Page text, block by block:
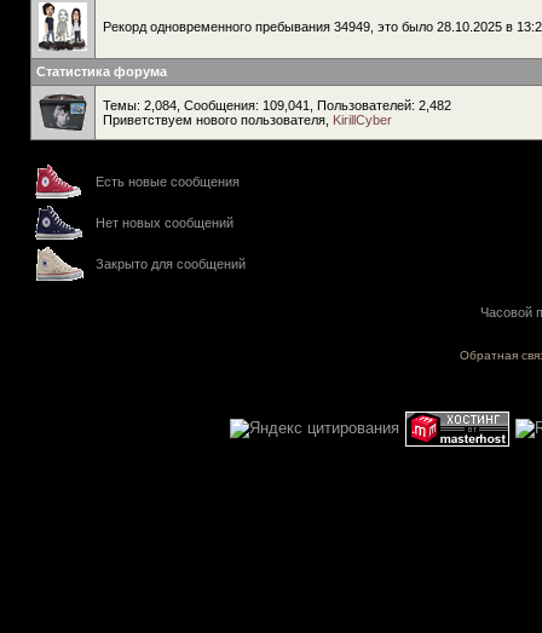
Рекорд одновременного пребывания 34949, это было 28.10.2025 в
Статистика форума
Темы: 2,084, Сообщения: 109,041, Пользователей: 2,482
Приветствуем нового пользователя, KirillCyber
Есть новые сообщения
Нет новых сообщений
Закрыто для сообщений
Часовой
Обратная